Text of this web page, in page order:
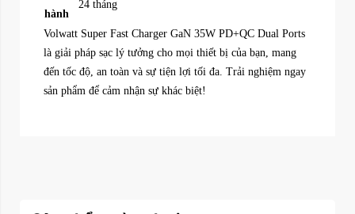
hành
24 tháng
Volwatt Super Fast Charger GaN 35W PD+QC Dual Ports
là giải pháp sạc lý tưởng cho mọi thiết bị của bạn, mang
đến tốc độ, an toàn và sự tiện lợi tối đa. Trải nghiệm ngay
sản phẩm để cảm nhận sự khác biệt!